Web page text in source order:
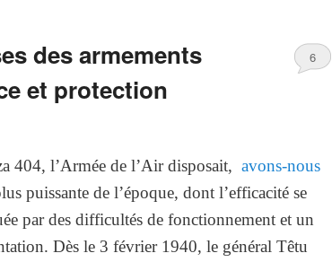
des armements
et protection
6
404, l’Armée de l’Air disposait, avons-nous
puissante de l’époque, dont l’efficacité se
par des difficultés de fonctionnement et un
Dès le 3 février 1940, le général Têtu